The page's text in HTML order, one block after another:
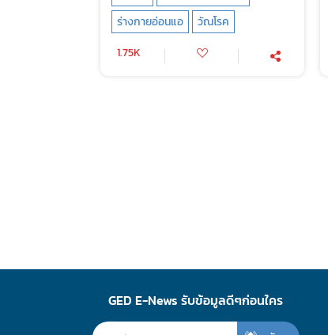
ร่างกายอ่อนแอ
วัณโรค
1.75K
GED E-News รับข้อมูลดีๆก่อนใคร